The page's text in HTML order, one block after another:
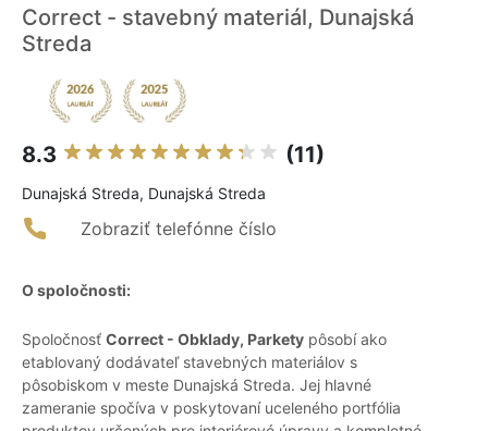
Correct - stavebný materiál, Dunajská
Streda
8.3 (11)
Dunajská Streda, Dunajská Streda
Zobraziť telefónne číslo
O spoločnosti:
Spoločnosť Correct - Obklady, Parkety pôsobí ako
etablovaný dodávateľ stavebných materiálov s
pôsobiskom v meste Dunajská Streda. Jej hlavné
zameranie spočíva v poskytovaní uceleného portfólia